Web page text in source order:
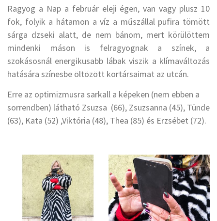
Ragyog a Nap a február eleji égen, van vagy plusz 10
fok, folyik a hátamon a víz a műszállal pufira tömött
sárga dzseki alatt, de nem bánom, mert körülöttem
mindenki máson is felragyognak a színek, a
szokásosnál energikusabb lábak viszik a klímaváltozás
hatására színesbe öltözött kortársaimat az utcán.
Erre az optimizmusra sarkall a képeken (nem ebben a
sorrendben) látható Zsuzsa (66), Zsuzsanna (45), Tünde
(63), Kata (52) ,Viktória (48), Thea (85) és Erzsébet (72).